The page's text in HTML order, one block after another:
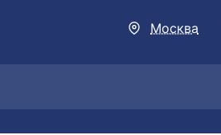
Москва